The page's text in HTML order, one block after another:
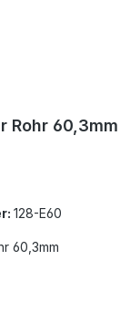
Rohr 60,3mm
128-E60
60,3mm